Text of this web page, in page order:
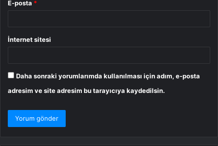
E-posta *
İnternet sitesi
Daha sonraki yorumlarımda kullanılması için adım, e-posta
adresim ve site adresim bu tarayıcıya kaydedilsin.